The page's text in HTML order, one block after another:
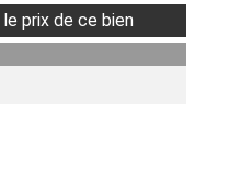
prix de ce bien